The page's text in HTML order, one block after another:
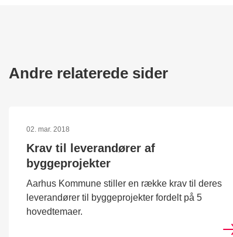
Andre relaterede sider
02. mar. 2018
Krav til leverandører af
byggeprojekter
Aarhus Kommune stiller en række krav til deres
leverandører til byggeprojekter fordelt på 5
hovedtemaer.